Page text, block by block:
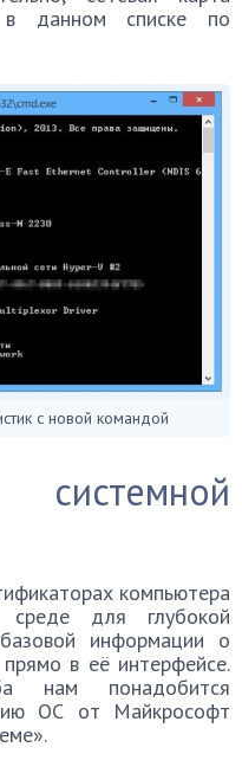
данном списке по
с новой командой
компьютера
для глубокой
информации о
в её интерфейсе.
нам понадобится
ОС от Майкрософт